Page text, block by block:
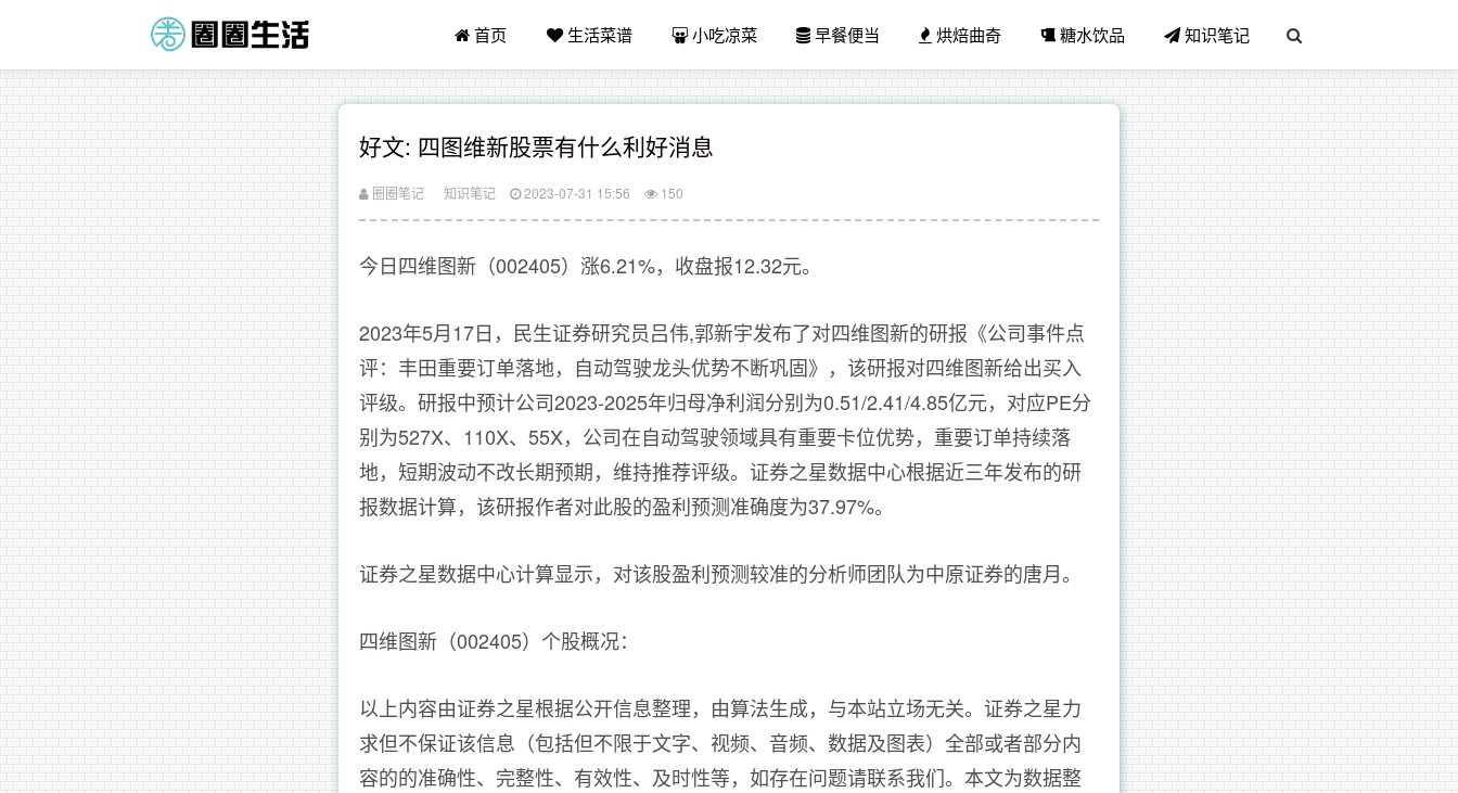
首页 生活菜谱 小吃凉菜 早餐便当 烘焙曲奇 糖水饮品 知识笔记
好文: 四图维新股票有什么利好消息
圈圈笔记 知识笔记 2023-07-31 15:56 150
今日四维图新（002405）涨6.21%，收盘报12.32元。
2023年5月17日，民生证券研究员吕伟,郭新宇发布了对四维图新的研报《公司事件点
评：丰田重要订单落地，自动驾驶龙头优势不断巩固》，该研报对四维图新给出买入
评级。研报中预计公司2023-2025年归母净利润分别为0.51/2.41/4.85亿元，对应PE分
别为527X、110X、55X，公司在自动驾驶领域具有重要卡位优势，重要订单持续落
地，短期波动不改长期预期，维持推荐评级。证券之星数据中心根据近三年发布的研
报数据计算，该研报作者对此股的盈利预测准确度为37.97%。
证券之星数据中心计算显示，对该股盈利预测较准的分析师团队为中原证券的唐月。
四维图新（002405）个股概况：
以上内容由证券之星根据公开信息整理，由算法生成，与本站立场无关。证券之星力
求但不保证该信息（包括但不限于文字、视频、音频、数据及图表）全部或者部分内
容的的准确性、完整性、有效性、及时性等，如存在问题请联系我们。本文为数据整